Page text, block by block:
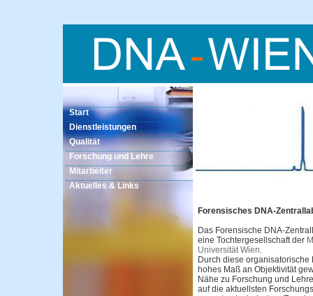
Start
Dienstleistungen
Qualität
Forschung und Lehre
Mitarbeiter
Aktuelles & Links
Forensisches DNA-
Das Forensische DNA-
eine Tochtergesellschaft der
Universität Wien.
Durch diese
hohes Maß an Objektivität
Nähe zu Forschung und
auf die aktuellsten